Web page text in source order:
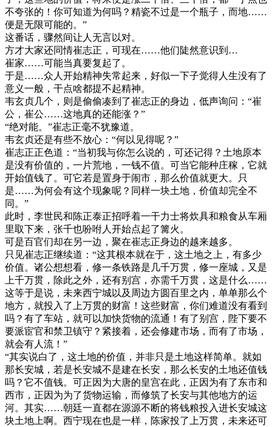
不夸张的！你可知道为何吗？精瓷不过是一个瓶子，而地……
便是无限可能的。”
这番话，骤然间让人无言以对。
方才大家还同情崔志正，可现在……他们陡然意识到…
崔家……可能当真要复起了。
于是……众人开始精神失常起来，好似一下子觉得人生没有了
意义一般，干点啥都提不起精神。
韦玄贞几个，则是偷偷凑到了崔志正的身边，低声询问：“崔
公，崔公……这地真的还能涨？”
“绝对能。”崔志正毫不犹豫道。
韦玄贞还是有些不放心：“何以见得呢？”
崔志正正色道：“当初我与你怎么说的，可还记得？土地原本
是没有价值的，一片荒地，一钱不值。可当它能种庄稼，它就
开始值钱了。可它若是置身于闹市，那么价值就更大。只
是……为何会有这个现象呢？同样一块土地，价值却完全不
同。”
此时，李世民和陈正泰正招呼着一干力士将炊具和粮食从车厢
里取下来，张千也吩咐人开始点起了篝火。
可是百官们却在另一边，聚在崔志正身边的越来越多。
只见崔志正继续道：“这其根本就在于，这土地之上，有多少
价值。诸公想想看，修一条铁路是几千万贯，修一座城，又是
上千万贯，除此之外，还有别宫，亦需千万贯，这是什么……
这等于是说，未来西宁城以及周边方圆百里之内，单单那么个
地方，就投入了上万贯的财富！这些财富，你们难道没有看到
吗？有了车站，就可以加快货物的流通！有了别宫，陛下要不
要派宦官和禁卫镇守？紧接着，还会修建市场，而有了市场，
就会有人流！”
“其实说白了，这土地的价值，并非只是土地这样简单。就如
那长安城，若是长安城不是建在长安，那么长安的土地还值钱
吗？它不值钱。可正因为大唐的皇宫在此，正因为有了东市和
西市，正因为为了货物运输，而修筑了长安与其他地方的运
河。其实……朝廷一直都在源源不断的将钱粮投入进长安城这
块土地上啊。西宁现在也是一样，陈家投了上万贯，未来还可